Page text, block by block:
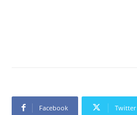
Facebook Twitter